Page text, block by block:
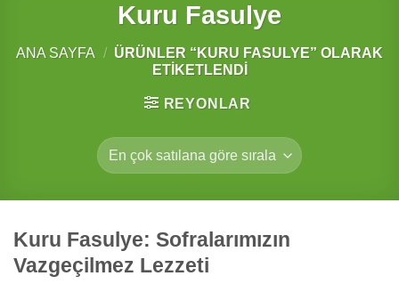
Kuru Fasulye
ANA SAYFA / ÜRÜNLER “KURU FASULYE” OLARAK
ETIKETLENDI
REYONLAR
Kuru Fasulye: Sofralarımızın
Vazgeçilmez Lezzeti